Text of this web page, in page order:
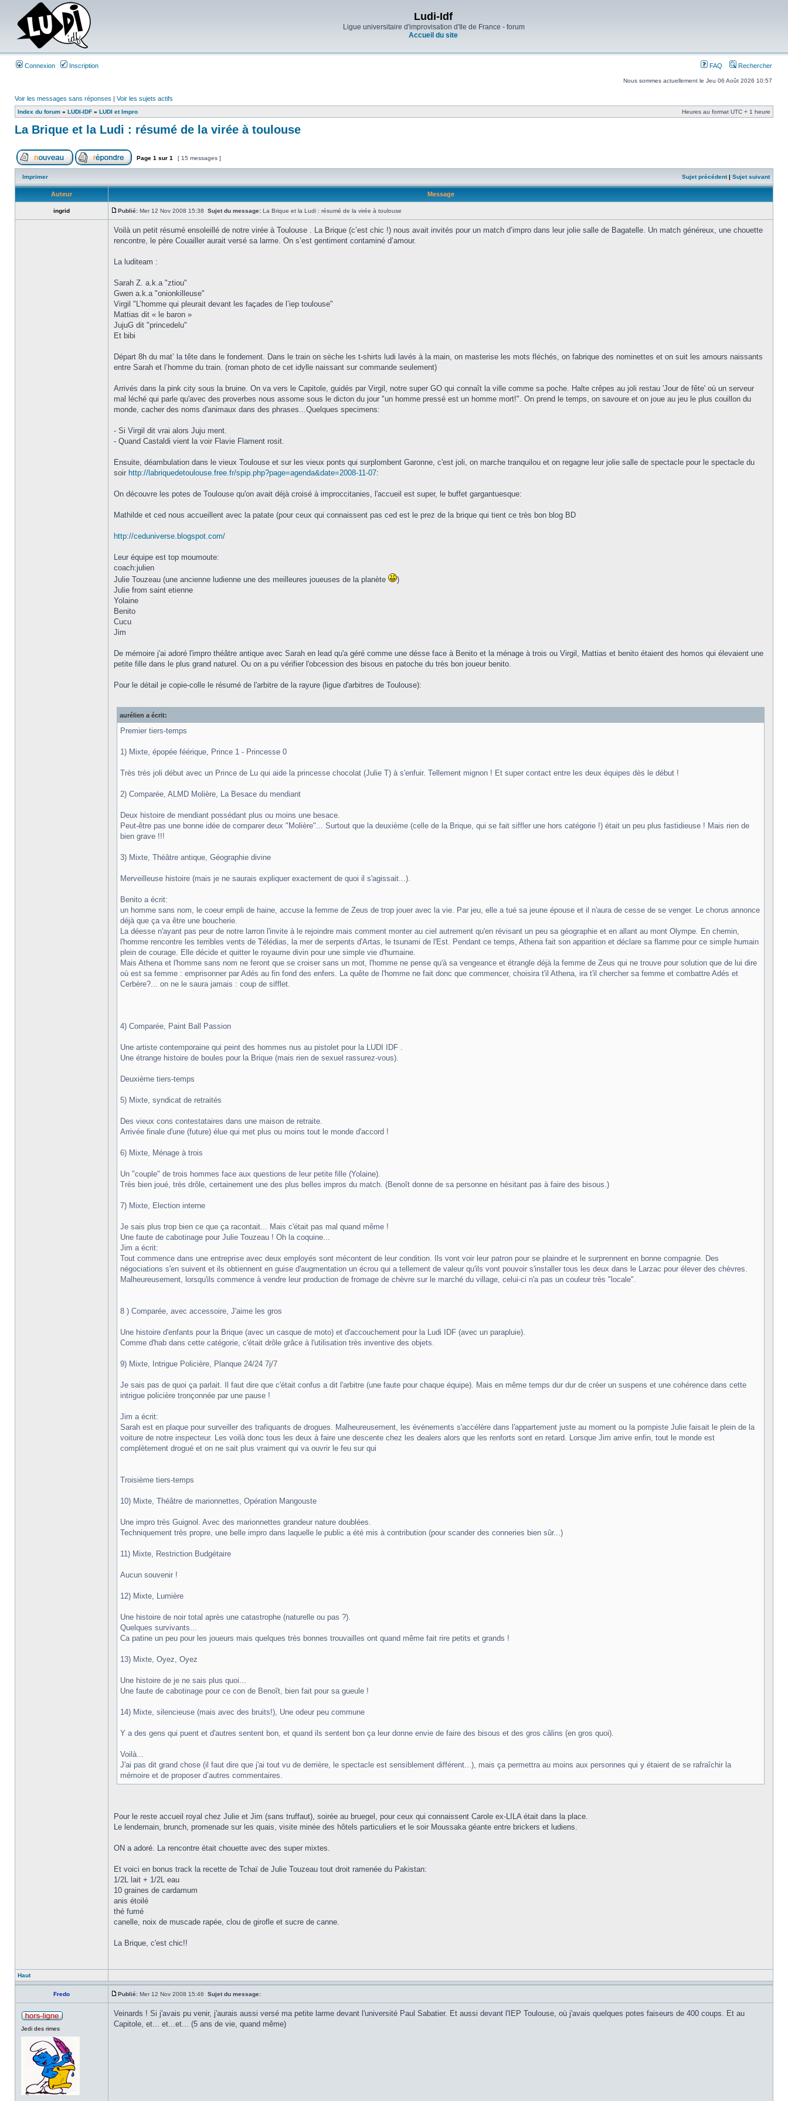
Ludi-Idf
Ligue universitaire d'improvisation d'Ile de France - forum
Accueil du site
Connexion Inscription FAQ Rechercher
Nous sommes actuellement le Jeu 06 Août 2026 10:57
Voir les messages sans réponses | Voir les sujets actifs
Index du forum » LUDI-IDF » LUDI et Impro Heures au format UTC + 1 heure
La Brique et la Ludi : résumé de la virée à toulouse
Page 1 sur 1 [ 15 messages ]
Imprimer Sujet précédent| Sujet suivant
Auteur Message
ingrid Publié: Mer 12 Nov 2008 15:38 Sujet du message: La Brique et la Ludi : résumé de la virée à toulouse
Voilà un petit résumé ensoleillé de notre virée à Toulouse . La Brique (c’est chic !) nous avait invités pour un match d’impro dans leur jolie salle de Bagatelle. Un match généreux, une chouette
rencontre, le père Couailler aurait versé sa larme. On s’est gentiment contaminé d’amour.
La luditeam :
Sarah Z. a.k.a "ztiou"
Gwen a.k.a "onionkilleuse"
Virgil "L’homme qui pleurait devant les façades de l’iep toulouse"
Mattias dit « le baron »
JujuG dit "princedelu"
Et bibi
Départ 8h du mat’ la tête dans le fondement. Dans le train on sèche les t-shirts ludi lavés à la main, on masterise les mots fléchés, on fabrique des nominettes et on suit les amours naissants
entre Sarah et l’homme du train. (roman photo de cet idylle naissant sur commande seulement)
Arrivés dans la pink city sous la bruine. On va vers le Capitole, guidés par Virgil, notre super GO qui connaît la ville comme sa poche. Halte crêpes au joli restau 'Jour de fête' où un serveur
mal léché qui parle qu'avec des proverbes nous assome sous le dicton du jour "un homme pressé est un homme mort!". On prend le temps, on savoure et on joue au jeu le plus couillon du
monde, cacher des noms d'animaux dans des phrases...Quelques specimens:
- Si Virgil dit vrai alors Juju ment.
- Quand Castaldi vient la voir Flavie Flament rosit.
Ensuite, déambulation dans le vieux Toulouse et sur les vieux ponts qui surplombent Garonne, c'est joli, on marche tranquilou et on regagne leur jolie salle de spectacle pour le spectacle du
soir http://labriquedetoulouse.free.fr/spip.php?page=agenda&date=2008-11-07:
On découvre les potes de Toulouse qu'on avait déjà croisé à improccitanies, l'accueil est super, le buffet gargantuesque:
Mathilde et ced nous accueillent avec la patate (pour ceux qui connaissent pas ced est le prez de la brique qui tient ce très bon blog BD
http://ceduniverse.blogspot.com/
Leur équipe est top moumoute:
coach:julien
Julie Touzeau (une ancienne ludienne une des meilleures joueuses de la planète
)
Julie from saint etienne
Yolaine
Benito
Cucu
Jim
De mémoire j'ai adoré l'impro théâtre antique avec Sarah en lead qu'a géré comme une désse face à Benito et la ménage à trois ou Virgil, Mattias et benito étaient des homos qui élevaient une
petite fille dans le plus grand naturel. Ou on a pu vérifier l'obcession des bisous en patoche du très bon joueur benito.
Pour le détail je copie-colle le résumé de l'arbitre de la rayure (ligue d'arbitres de Toulouse):
aurélien a écrit:
Premier tiers-temps
1) Mixte, épopée féérique, Prince 1 - Princesse 0
Très très joli début avec un Prince de Lu qui aide la princesse chocolat (Julie T) à s'enfuir. Tellement mignon ! Et super contact entre les deux équipes dès le début !
2) Comparée, ALMD Molière, La Besace du mendiant
Deux histoire de mendiant possédant plus ou moins une besace.
Peut-être pas une bonne idée de comparer deux "Molière"... Surtout que la deuxième (celle de la Brique, qui se fait siffler une hors catégorie !) était un peu plus fastidieuse ! Mais rien de
bien grave !!!
3) Mixte, Théâtre antique, Géographie divine
Merveilleuse histoire (mais je ne saurais expliquer exactement de quoi il s'agissait...).
Benito a écrit:
un homme sans nom, le coeur empli de haine, accuse la femme de Zeus de trop jouer avec la vie. Par jeu, elle a tué sa jeune épouse et il n'aura de cesse de se venger. Le chorus annonce
déjà que ça va être une boucherie.
La déesse n'ayant pas peur de notre larron l'invite à le rejoindre mais comment monter au ciel autrement qu'en révisant un peu sa géographie et en allant au mont Olympe. En chemin,
l'homme rencontre les terribles vents de Télédias, la mer de serpents d'Artas, le tsunami de l'Est. Pendant ce temps, Athena fait son apparition et déclare sa flamme pour ce simple humain
plein de courage. Elle décide et quitter le royaume divin pour une simple vie d'humaine.
Mais Athena et l'homme sans nom ne feront que se croiser sans un mot, l'homme ne pense qu'à sa vengeance et étrangle déjà la femme de Zeus qui ne trouve pour solution que de lui dire
où est sa femme : emprisonner par Adés au fin fond des enfers. La quête de l'homme ne fait donc que commencer, choisira t'il Athena, ira t'il chercher sa femme et combattre Adés et
Cerbère?... on ne le saura jamais : coup de sifflet.
4) Comparée, Paint Ball Passion
Une artiste contemporaine qui peint des hommes nus au pistolet pour la LUDI IDF .
Une étrange histoire de boules pour la Brique (mais rien de sexuel rassurez-vous).
Deuxième tiers-temps
5) Mixte, syndicat de retraités
Des vieux cons contestataires dans une maison de retraite.
Arrivée finale d'une (future) élue qui met plus ou moins tout le monde d'accord !
6) Mixte, Ménage à trois
Un "couple" de trois hommes face aux questions de leur petite fille (Yolaine).
Très bien joué, très drôle, certainement une des plus belles impros du match. (Benoît donne de sa personne en hésitant pas à faire des bisous.)
7) Mixte, Election interne
Je sais plus trop bien ce que ça racontait... Mais c'était pas mal quand même !
Une faute de cabotinage pour Julie Touzeau ! Oh la coquine...
Jim a écrit:
Tout commence dans une entreprise avec deux employés sont mécontent de leur condition. Ils vont voir leur patron pour se plaindre et le surprennent en bonne compagnie. Des
négociations s'en suivent et ils obtiennent en guise d'augmentation un écrou qui a tellement de valeur qu'ils vont pouvoir s'installer tous les deux dans le Larzac pour élever des chèvres.
Malheureusement, lorsqu'ils commence à vendre leur production de fromage de chèvre sur le marché du village, celui-ci n'a pas un couleur très "locale".
8 ) Comparée, avec accessoire, J'aime les gros
Une histoire d'enfants pour la Brique (avec un casque de moto) et d'accouchement pour la Ludi IDF (avec un parapluie).
Comme d'hab dans cette catégorie, c'était drôle grâce à l'utilisation très inventive des objets.
9) Mixte, Intrigue Policière, Planque 24/24 7j/7
Je sais pas de quoi ça parlait. Il faut dire que c'était confus a dit l'arbitre (une faute pour chaque équipe). Mais en même temps dur dur de créer un suspens et une cohérence dans cette
intrigue policière tronçonnée par une pause !
Jim a écrit:
Sarah est en plaque pour surveiller des trafiquants de drogues. Malheureusement, les événements s'accélère dans l'appartement juste au moment ou la pompiste Julie faisait le plein de la
voiture de notre inspecteur. Les voilà donc tous les deux à faire une descente chez les dealers alors que les renforts sont en retard. Lorsque Jim arrive enfin, tout le monde est
complètement drogué et on ne sait plus vraiment qui va ouvrir le feu sur qui
Troisième tiers-temps
10) Mixte, Théâtre de marionnettes, Opération Mangouste
Une impro très Guignol. Avec des marionnettes grandeur nature doublées.
Techniquement très propre, une belle impro dans laquelle le public a été mis à contribution (pour scander des conneries bien sûr...)
11) Mixte, Restriction Budgétaire
Aucun souvenir !
12) Mixte, Lumière
Une histoire de noir total après une catastrophe (naturelle ou pas ?).
Quelques survivants...
Ca patine un peu pour les joueurs mais quelques très bonnes trouvailles ont quand même fait rire petits et grands !
13) Mixte, Oyez, Oyez
Une histoire de je ne sais plus quoi...
Une faute de cabotinage pour ce con de Benoît, bien fait pour sa gueule !
14) Mixte, silencieuse (mais avec des bruits!), Une odeur peu commune
Y a des gens qui puent et d'autres sentent bon, et quand ils sentent bon ça leur donne envie de faire des bisous et des gros câlins (en gros quoi).
Voilà...
J'ai pas dit grand chose (il faut dire que j'ai tout vu de derrière, le spectacle est sensiblement différent...), mais ça permettra au moins aux personnes qui y étaient de se rafraîchir la
mémoire et de proposer d’autres commentaires.
Pour le reste accueil royal chez Julie et Jim (sans truffaut), soirée au bruegel, pour ceux qui connaissent Carole ex-LILA était dans la place.
Le lendemain, brunch, promenade sur les quais, visite minée des hôtels particuliers et le soir Moussaka géante entre brickers et ludiens.
ON a adoré. La rencontre était chouette avec des super mixtes.
Et voici en bonus track la recette de Tchaï de Julie Touzeau tout droit ramenée du Pakistan:
1/2L lait + 1/2L eau
10 graines de cardamum
anis étoilé
thé fumé
canelle, noix de muscade rapée, clou de girofle et sucre de canne.
La Brique, c'est chic!!
Haut
Fredo Publié: Mer 12 Nov 2008 15:46 Sujet du message:
Jedi des rimes
Veinards ! Si j'avais pu venir, j'aurais aussi versé ma petite larme devant l'université Paul Sabatier. Et aussi devant l'IEP Toulouse, où j'avais quelques potes faiseurs de 400 coups. Et au
Capitole, et... et...et... (5 ans de vie, quand même)